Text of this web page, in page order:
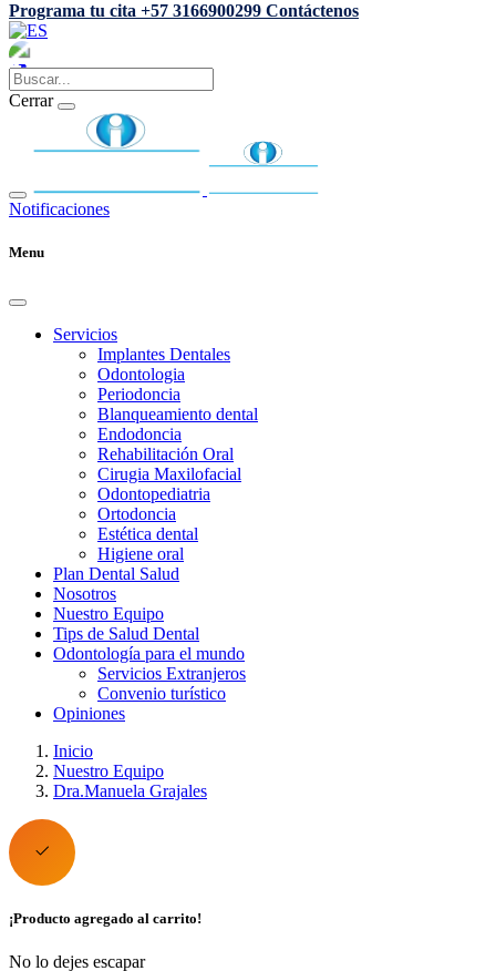
Programa tu cita +57 3166900299 Contáctenos
Cerrar
Notificaciones
Menu
Servicios
Implantes Dentales
Odontologia
Periodoncia
Blanqueamiento dental
Endodoncia
Rehabilitación Oral
Cirugia Maxilofacial
Odontopediatria
Ortodoncia
Estética dental
Higiene oral
Plan Dental Salud
Nosotros
Nuestro Equipo
Tips de Salud Dental
Odontología para el mundo
Servicios Extranjeros
Convenio turístico
Opiniones
Inicio
Nuestro Equipo
Dra.Manuela Grajales
¡Producto agregado al carrito!
No lo dejes escapar